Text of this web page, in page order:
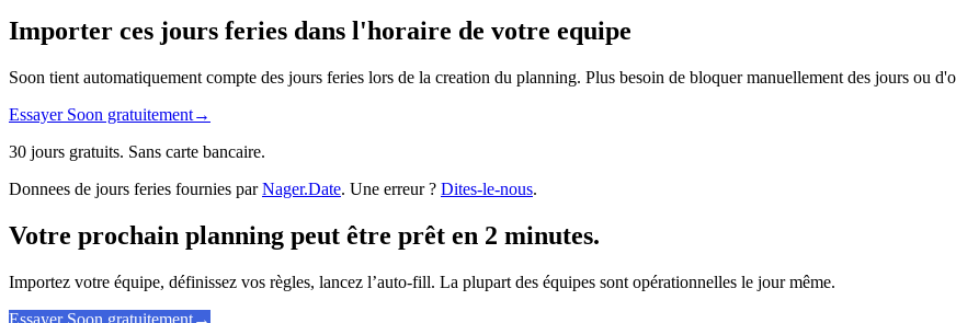
Importer ces jours feries dans l'horaire de votre equipe
Soon tient automatiquement compte des jours feries lors de la creation du planning. Plus besoin de bloquer manuellement des jours ou
Essayer Soon gratuitement→
30 jours gratuits. Sans carte bancaire.
Donnees de jours feries fournies parNager.Date. Une erreur ? Dites-le-nous.
Votre prochain planning peut être prêt en 2 minutes.
Importez votre équipe, définissez vos règles, lancez l’auto-fill. La plupart des équipes sont opérationnelles le jour même.
Essayer Soon gratuitement→